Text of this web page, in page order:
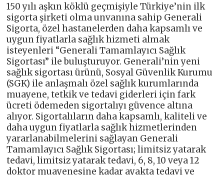
150 yılı aşkın köklü geçmişiyle Türkiye’nin ilk
sigorta şirketi olma unvanına sahip Generali
Sigorta, özel hastanelerden daha kapsamlı ve
uygun fiyatlarla sağlık hizmeti almak
isteyenleri “Generali Tamamlayıcı Sağlık
Sigortası” ile buluşturuyor. Generali’nin yeni
sağlık sigortası ürünü, Sosyal Güvenlik Kurumu
(SGK) ile anlaşmalı özel sağlık kurumlarında
muayene, tetkik ve tedavi giderleri için fark
ücreti ödemeden sigortalıyı güvence altına
alıyor. Sigortalıların daha kapsamlı, kaliteli ve
daha uygun fiyatlarla sağlık hizmetlerinden
yararlanabilmelerini sağlayan Generali
Tamamlayıcı Sağlık Sigortası; limitsiz yatarak
tedavi, limitsiz yatarak tedavi, 6, 8, 10 veya 12
doktor muayenesine kadar ayakta tedavi ve